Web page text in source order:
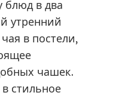
блюд в два
утренний
в постели,
чашек.
стильное